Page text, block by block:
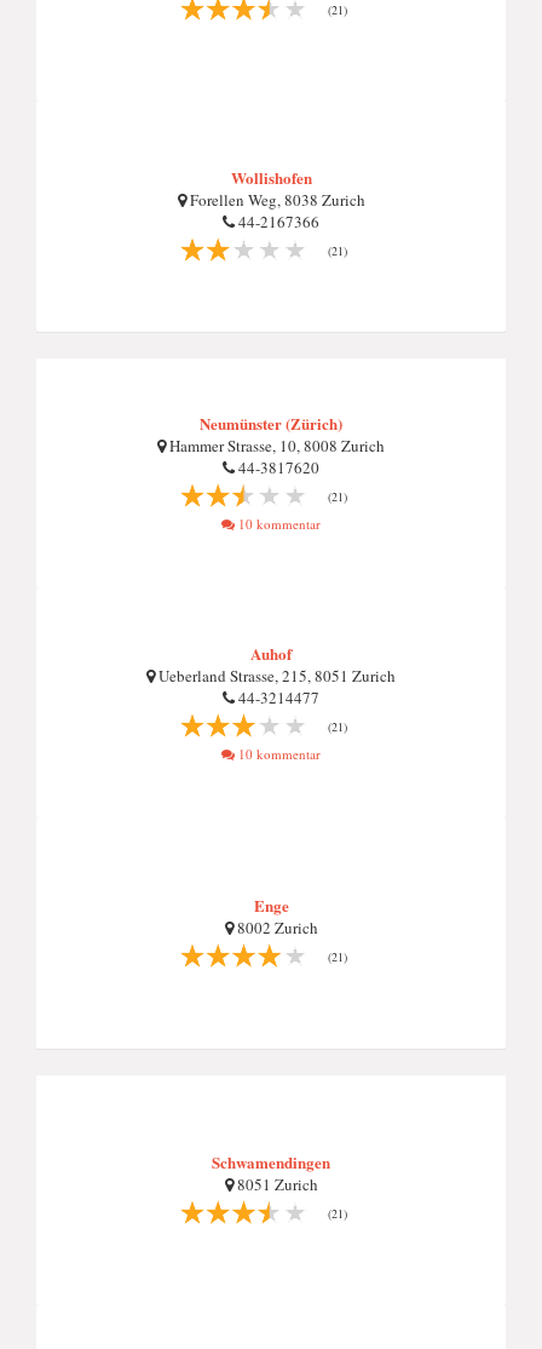
(21)
Wollishofen
Forellen Weg, 8038 Zurich
44-2167366
(21)
Neumünster (Zürich)
Hammer Strasse, 10, 8008 Zurich
44-3817620
(21)
10 kommentar
Auhof
Ueberland Strasse, 215, 8051 Zurich
44-3214477
(21)
10 kommentar
Enge
8002 Zurich
(21)
Schwamendingen
8051 Zurich
(21)